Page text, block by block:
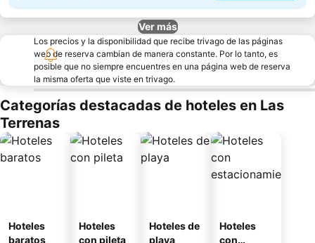
Ver más
Los precios y la disponibilidad que recibe trivago de las páginas
web de reserva cambian de manera constante. Por lo tanto, es
posible que no siempre encuentres en una página web de reserva
la misma oferta que viste en trivago.
Categorías destacadas de hoteles en Las
Terrenas
Hoteles
baratos
Hoteles
con pileta
Hoteles de
playa
Hoteles
con